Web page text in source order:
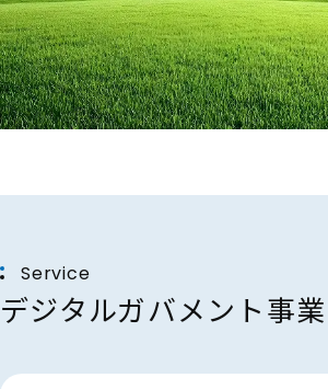
Service
デジタルガバメント事業